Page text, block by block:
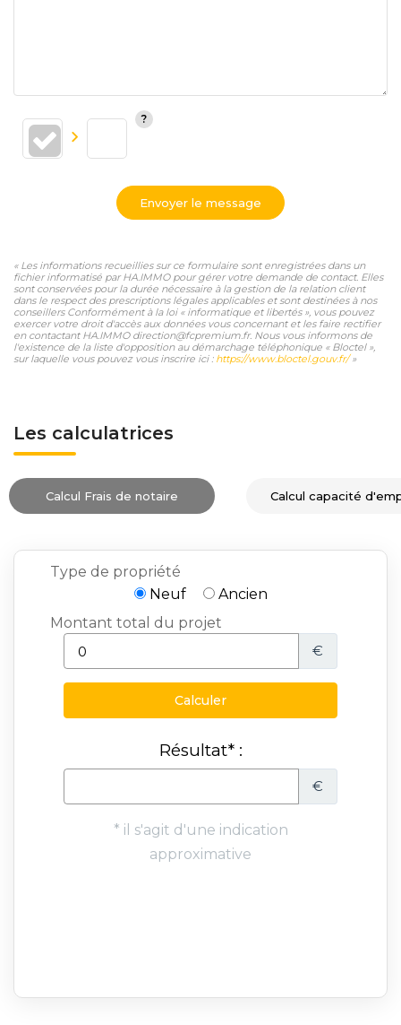
Envoyer le message
« Les informations recueillies sur ce formulaire sont enregistrées dans un
fichier informatisé par HA.IMMO pour gérer votre demande de contact. Elles
sont conservées pour la durée nécessaire à la gestion de la relation client
dans le respect des prescriptions légales applicables et sont destinées à nos
conseillers Conformément à la loi « informatique et libertés », vous pouvez
exercer votre droit d'accès aux données vous concernant et les faire rectifier
en contactant HA.IMMO direction@fcpremium.fr. Nous vous informons de
l'existence de la liste d'opposition au démarchage téléphonique « Bloctel »,
sur laquelle vous pouvez vous inscrire ici : https://www.bloctel.gouv.fr/»
Les calculatrices
Calcul Frais de notaire Calcul capacité